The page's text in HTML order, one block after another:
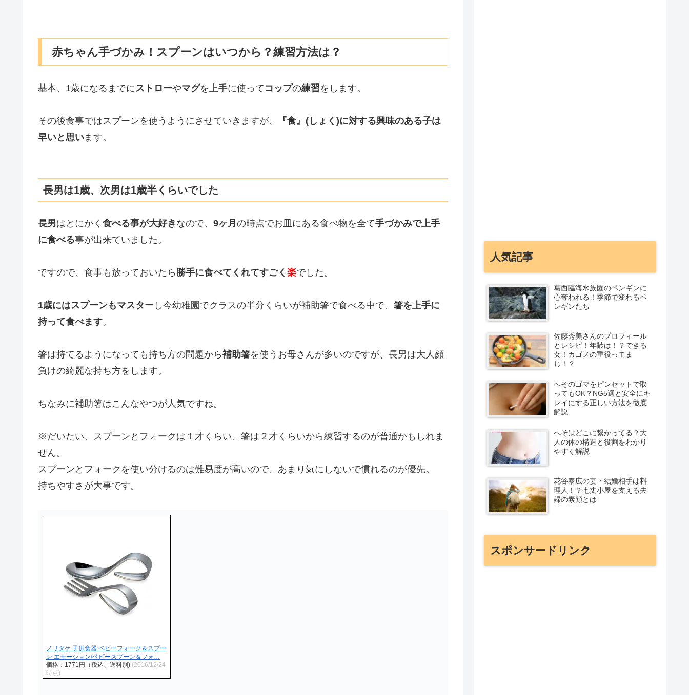
赤ちゃん手づかみ！スプーンはいつから？練習方法は？
基本、1歳になるまでにストローやマグを上手に使って コップの練習をします。
その後食事ではスプーンを使うようにさせていきますが、
『食』(しょく)に対する興味のある子は
早いと思います。
長男は1歳、次男は1歳半くらいでした
長男はとにかく 食べる事が大好き なので、 9ヶ月 の時点でお皿にある食べ物を全て手づかみで上手
に食べる事が出来ていました。
ですので、食事も放っておいたら 勝手に食べてくれてすごく 楽でした。
1歳にはスプーンもマスター し今幼稚園でクラスの半分くらいが補助箸で食べる中で、 箸を上手に
持って食べます。
箸は持てるようになっても持ち方の問題から補助箸を使うお母さんが多いのですが、長男は大人顔
負けの綺麗な持ち方をします。
ちなみに補助箸はこんなやつが人気ですね。
※だいたい、スプーンとフォークは１才くらい、箸は２才くらいから練習するのが普通かもしれま
せん。
スプーンとフォークを使い分けるのは難易度が高いので、あまり気にしないで慣れるのが優先。
持ちやすさが大事です。
ノリタケ 子供食器 ベビーフォーク＆スプー
ン エモーション/ベビースプーン＆フォ…
価格：1771円（税込、送料別) (2016/12/24
時点)
人気記事
葛西臨海水族園のペンギンに
心奪われる！季節で変わるペ
ンギンたち
佐藤秀美さんのプロフィール
とレシピ！年齢は！？できる
女！カゴメの重役ってま
じ！？
へそのゴマをピンセットで取
ってもOK？NG5選と安全にキ
レイにする正しい方法を徹底
解説
へそはどこに繋がってる？大
人の体の構造と役割をわかり
やすく解説
花谷泰広の妻・結婚相手は料
理人！？七丈小屋を支える夫
婦の素顔とは
スポンサードリンク